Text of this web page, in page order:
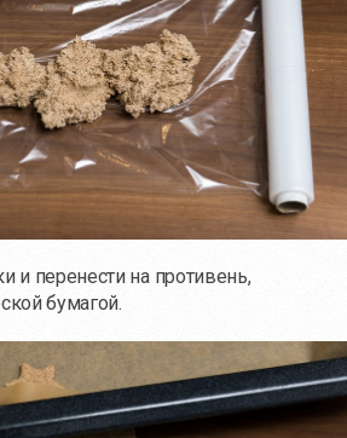
и перенести на противень,
бумагой.